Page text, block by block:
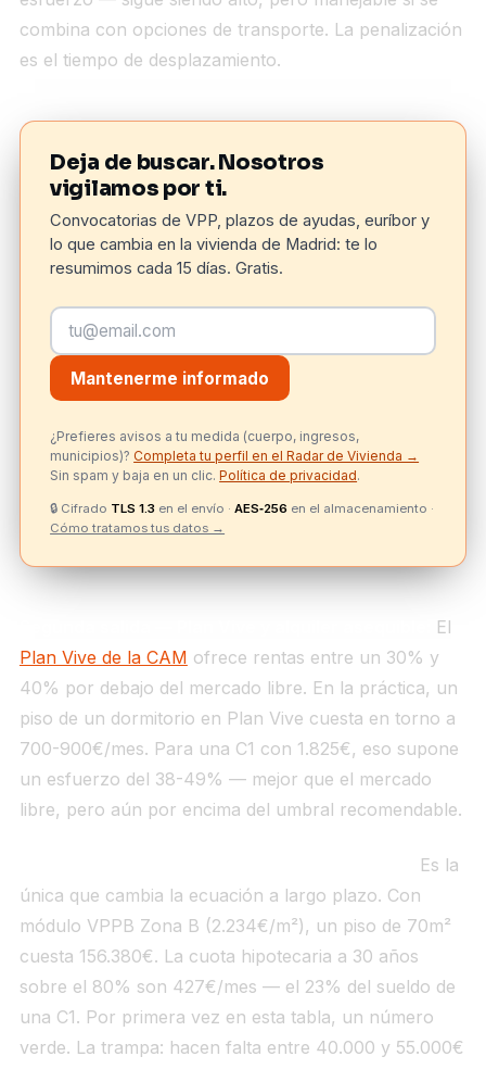
combina con opciones de transporte. La penalización
es el tiempo de desplazamiento.
Deja de buscar. Nosotros
vigilamos por ti.
Convocatorias de VPP, plazos de ayudas, euríbor y
lo que cambia en la vivienda de Madrid: te lo
resumimos cada 15 días. Gratis.
Mantenerme informado
¿Prefieres avisos a tu medida (cuerpo, ingresos,
municipios)? Completa tu perfil en el Radar de Vivienda →
Sin spam y baja en un clic.Política de privacidad.
🔒 Cifrado TLS 1.3 en el envío ·AES‑256 en el almacenamiento ·
Cómo tratamos tus datos →
El
Plan Vive de la CAM ofrece rentas entre un 30% y
40% por debajo del mercado libre. En la práctica, un
piso de un dormitorio en Plan Vive cuesta en torno a
700-900€/mes. Para una C1 con 1.825€, eso supone
un esfuerzo del 38-49% — mejor que el mercado
libre, pero aún por encima del umbral recomendable.
Es la
única que cambia la ecuación a largo plazo. Con
módulo VPPB Zona B (2.234€/m²), un piso de 70m²
cuesta 156.380€. La cuota hipotecaria a 30 años
sobre el 80% son 427€/mes — el 23% del sueldo de
una C1. Por primera vez en esta tabla, un número
verde. La trampa: hacen falta entre 40.000 y 55.000€